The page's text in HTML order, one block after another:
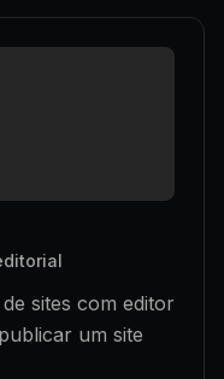
sites com editor
um site